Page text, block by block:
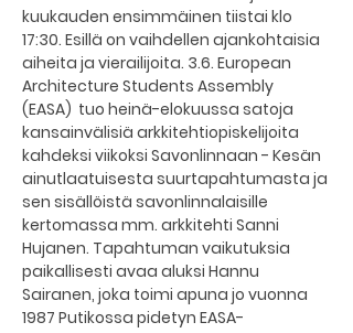
kuukauden ensimmäinen tiistai klo
17:30. Esillä on vaihdellen ajankohtaisia
aiheita ja vierailijoita. 3.6. European
Architecture Students Assembly
(EASA)  tuo heinä-elokuussa satoja
kansainvälisiä arkkitehtiopiskelijoita
kahdeksi viikoksi Savonlinnaan - Kesän
ainutlaatuisesta suurtapahtumasta ja
sen sisällöistä savonlinnalaisille
kertomassa mm. arkkitehti Sanni
Hujanen. Tapahtuman vaikutuksia
paikallisesti avaa aluksi Hannu
Sairanen, joka toimi apuna jo vuonna
1987 Putikossa pidetyn EASA-